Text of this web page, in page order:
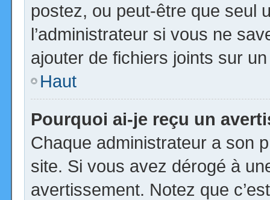
postez, ou peut-être que seul
l’administrateur si vous ne
ajouter de fichiers joints sur
Haut
Pourquoi ai-je reçu un
Chaque administrateur a son
site. Si vous avez dérogé à
avertissement. Notez que